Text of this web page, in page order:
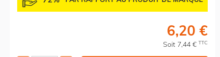
6,20 €
Soit 7,44 € TTC